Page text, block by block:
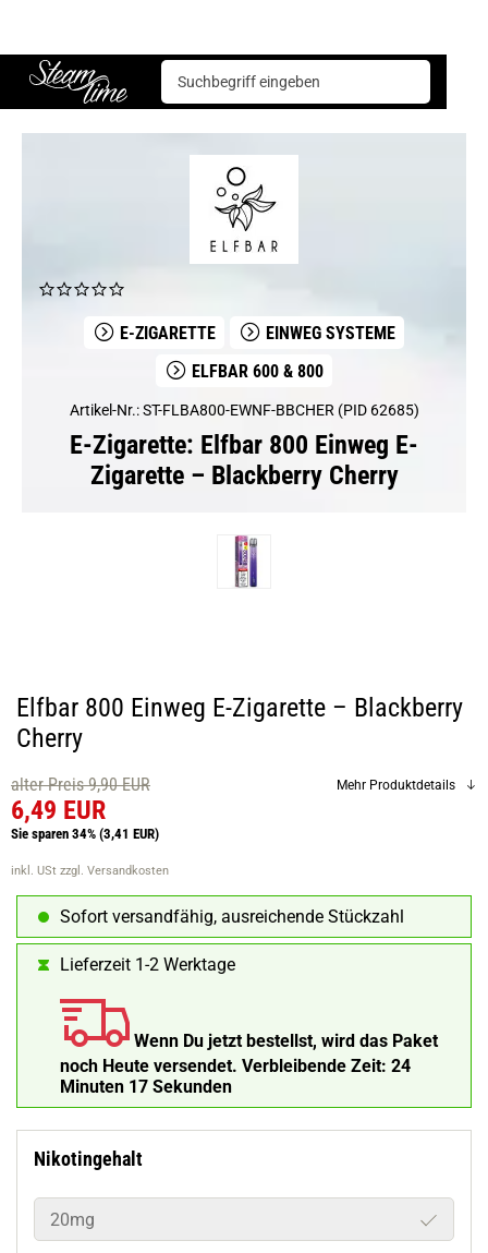
Steam time
E-Zigarette Einweg Systeme
Elfbar 600 & 800
Elfbar 800 Einweg E-Zigarette – Blackberry Cherry
E-ZIGARETTE
EINWEG SYSTEME
ELFBAR 600 & 800
Artikel-Nr.: ST-FLBA800-EWNF-BBCHER (PID 62685)
E-Zigarette: Elfbar 800 Einweg E-
Zigarette – Blackberry Cherry
Elfbar 800 Einweg E-Zigarette – Blackberry
Cherry
alter Preis 9,90 EUR
6,49 EUR
Sie sparen 34% (3,41 EUR)
inkl. USt zzgl. Versandkosten
Mehr Produktdetails
Sofort versandfähig, ausreichende Stückzahl
Lieferzeit 1-2 Werktage
Wenn Du jetzt bestellst, wird das Paket
noch Heute versendet. Verbleibende Zeit: 24
Minuten 16 Sekunden
Nikotingehalt
20mg